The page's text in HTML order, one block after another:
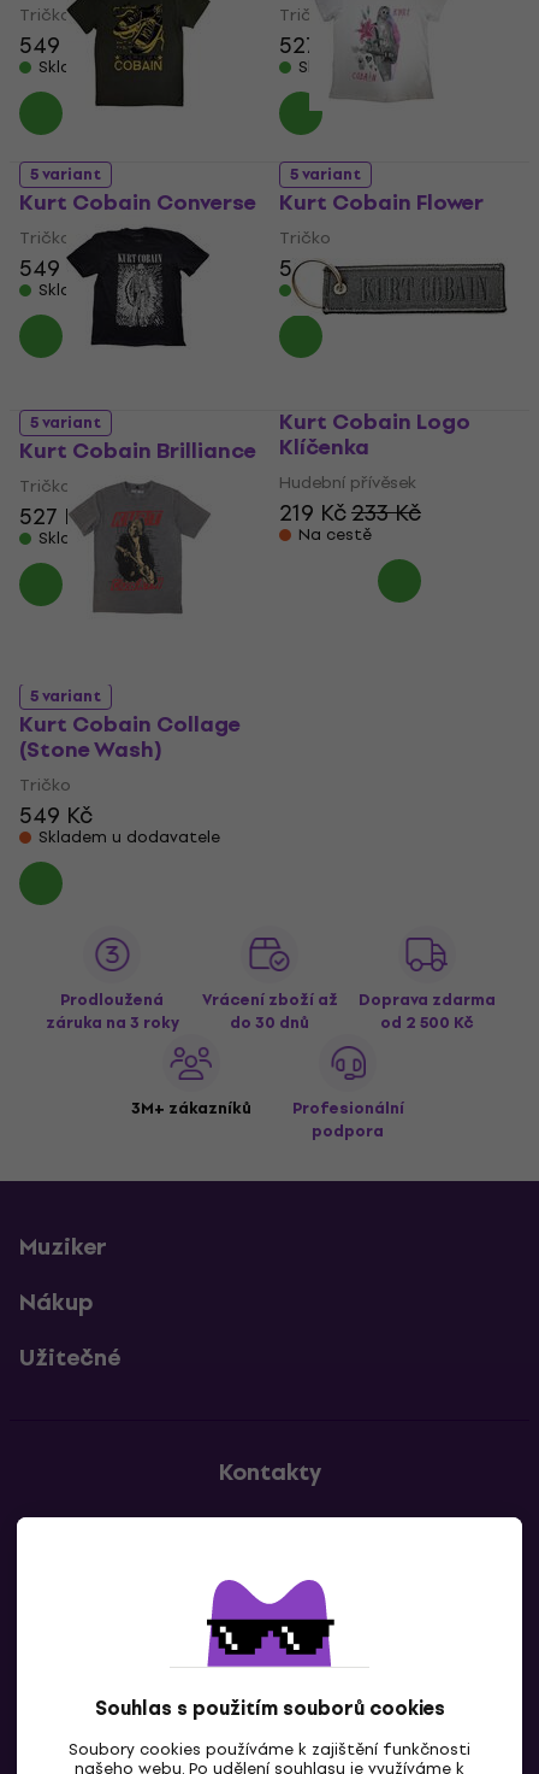
Souhlas s použitím souborů cookies
Soubory cookies používáme k zajištění funkčnosti
našeho webu. Po udělení souhlasu je využíváme k
Tričko
549 Kč
Skladem
Tričko
527 Kč
Skladem
5 variant
Kurt Cobain Converse
Tričko
549 Kč
Skladem
5 variant
Kurt Cobain Flower
Tričko
549 Kč
Skladem
5 variant
Kurt Cobain Brilliance
Tričko
527 Kč
Skladem
Kurt Cobain Logo
Klíčenka
Hudební přívěsek
219 Kč233 Kč
Na cestě
5 variant
Kurt Cobain Collage
(Stone Wash)
Tričko
549 Kč
Skladem u dodavatele
Prodloužená
záruka na 3 roky
Vrácení zboží až
do 30 dnů
Doprava zdarma
od 2 500 Kč
3M+ zákazníků
Profesionální
podpora
Muziker
Nákup
Užitečné
Kontakty
CZ